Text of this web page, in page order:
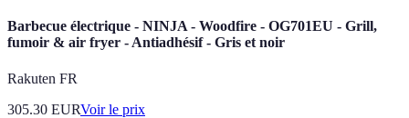
Barbecue électrique - NINJA - Woodfire - OG701EU - Grill,
fumoir & air fryer - Antiadhésif - Gris et noir
Rakuten FR
305.30 EURVoir le prix